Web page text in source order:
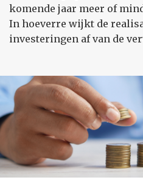
komende jaar meer of
In hoeverre wijkt de
investeringen af van de